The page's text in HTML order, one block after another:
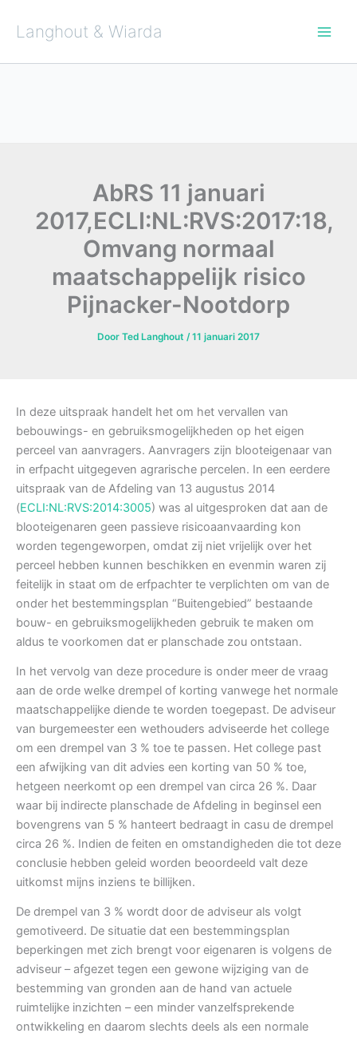
inhoudLanghout & Wiarda
AbRS 11 januari
2017,ECLI:NL:RVS:2017:18,
Omvang normaal
maatschappelijk risico
Pijnacker-Nootdorp
Door Ted Langhout /11 januari 2017
In deze uitspraak handelt het om het vervallen van
bebouwings- en gebruiksmogelijkheden op het eigen
perceel van aanvragers. Aanvragers zijn blooteigenaar van
in erfpacht uitgegeven agrarische percelen. In een eerdere
uitspraak van de Afdeling van 13 augustus 2014
(ECLI:NL:RVS:2014:3005) was al uitgesproken dat aan de
blooteigenaren geen passieve risicoaanvaarding kon
worden tegengeworpen, omdat zij niet vrijelijk over het
perceel hebben kunnen beschikken en evenmin waren zij
feitelijk in staat om de erfpachter te verplichten om van de
onder het bestemmingsplan “Buitengebied” bestaande
bouw- en gebruiksmogelijkheden gebruik te maken om
aldus te voorkomen dat er planschade zou ontstaan.
In het vervolg van deze procedure is onder meer de vraag
aan de orde welke drempel of korting vanwege het normale
maatschappelijke diende te worden toegepast. De adviseur
van burgemeester een wethouders adviseerde het college
om een drempel van 3 % toe te passen. Het college past
een afwijking van dit advies een korting van 50 % toe,
hetgeen neerkomt op een drempel van circa 26 %. Daar
waar bij indirecte planschade de Afdeling in beginsel een
bovengrens van 5 % hanteert bedraagt in casu de drempel
circa 26 %. Indien de feiten en omstandigheden die tot deze
conclusie hebben geleid worden beoordeeld valt deze
uitkomst mijns inziens te billijken.
De drempel van 3 % wordt door de adviseur als volgt
gemotiveerd. De situatie dat een bestemmingsplan
beperkingen met zich brengt voor eigenaren is volgens de
adviseur – afgezet tegen een gewone wijziging van de
bestemming van gronden aan de hand van actuele
ruimtelijke inzichten – een minder vanzelfsprekende
ontwikkeling en daarom slechts deels als een normale